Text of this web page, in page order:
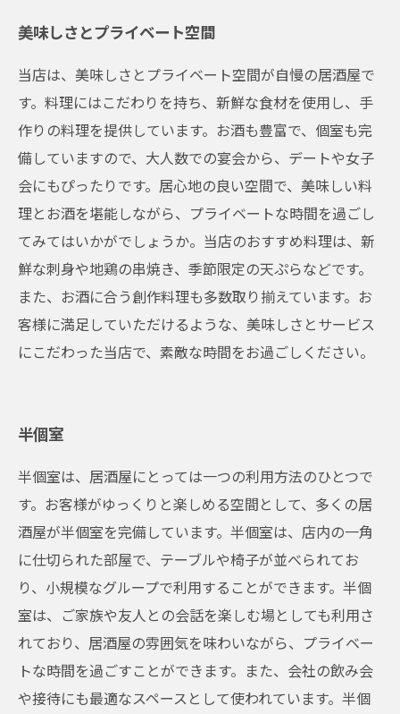
美味しさとプライベート空間
当店は、美味しさとプライベート空間が自慢の居酒屋で
す。料理にはこだわりを持ち、新鮮な食材を使用し、手
作りの料理を提供しています。お酒も豊富で、個室も完
備していますので、大人数での宴会から、デートや女子
会にもぴったりです。居心地の良い空間で、美味しい料
理とお酒を堪能しながら、プライベートな時間を過ごし
てみてはいかがでしょうか。当店のおすすめ料理は、新
鮮な刺身や地鶏の串焼き、季節限定の天ぷらなどです。
また、お酒に合う創作料理も多数取り揃えています。お
客様に満足していただけるような、美味しさとサービス
にこだわった当店で、素敵な時間をお過ごしください。
半個室
半個室は、居酒屋にとっては一つの利用方法のひとつで
す。お客様がゆっくりと楽しめる空間として、多くの居
酒屋が半個室を完備しています。半個室は、店内の一角
に仕切られた部屋で、テーブルや椅子が並べられてお
り、小規模なグループで利用することができます。半個
室は、ご家族や友人との会話を楽しむ場としても利用さ
れており、居酒屋の雰囲気を味わいながら、プライベー
トな時間を過ごすことができます。また、会社の飲み会
や接待にも最適なスペースとして使われています。半個